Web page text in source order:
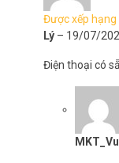
Được xếp hạng
Lý – 19/07/
Điện thoại có